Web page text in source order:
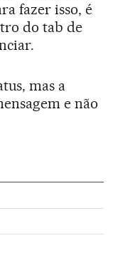
fazer isso, é
do tab de
mas a
e não